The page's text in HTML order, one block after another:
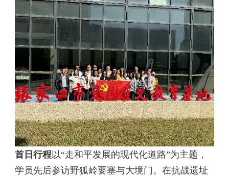
首日行程‌以“走和平发展的现代化道路”为主题，
学员先后参访野狐岭要塞与大境门。在抗战遗址